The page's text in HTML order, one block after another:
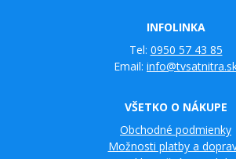
INFOLINKA
Tel: 0950 57 43 85
Email:
VŠETKO O NÁKUPE
Obchodné podmienky
Možnosti platby a